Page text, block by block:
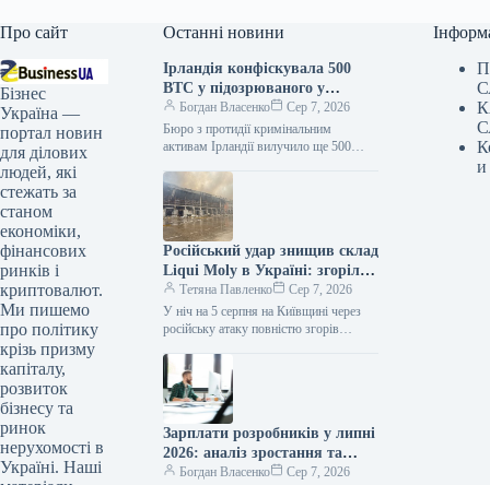
Про сайт
Бізнес
Україна —
портал новин
для ділових
людей, які
стежать за
станом
економіки,
фінансових
ринків і
криптовалют.
Ми пишемо
про політику
крізь призму
капіталу,
розвиток
бізнесу та
ринок
нерухомості в
Україні. Наші
Останні новини
Ірландія конфіскувала 500
BTC у підозрюваного у
шахрайстві Кліфтона
Коллінза
Богдан Власенко
Сер 7, 2026
Бюро з протидії кримінальним
активам Ірландії вилучило ще 500
класифікувавши активи як доходи від
злочинної…
Російський удар знищив склад
Liqui Moly в Україні: згоріли
тонни моторних олив
Тетяна Павленко
Сер 7, 2026
У ніч на 5 серпня на Київщині через
російську атаку повністю згорів
Ukraine — офіційного…
Зарплати розробників у липні
2026: аналіз зростання та
спаду доходів
Богдан Власенко Сер 7, 2026
и